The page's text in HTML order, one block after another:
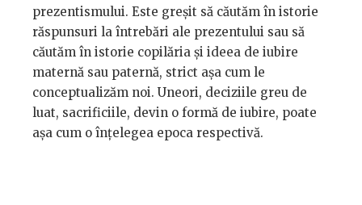
prezentismului. Este greșit să căutăm în istorie
răspunsuri la întrebări ale prezentului sau să
căutăm în istorie copilăria și ideea de iubire
maternă sau paternă, strict așa cum le
conceptualizăm noi. Uneori, deciziile greu de
luat, sacrificiile, devin o formă de iubire, poate
așa cum o înțelegea epoca respectivă.